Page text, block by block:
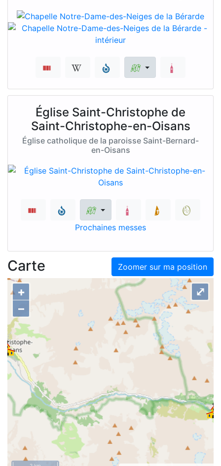
Église Saint-Christophe de
Saint-Christophe-en-Oisans
Église catholique de la paroisse Saint-Bernard-
en-Oisans
Prochaines messes
Zoomer sur ma position
Carte
+
–
⤢